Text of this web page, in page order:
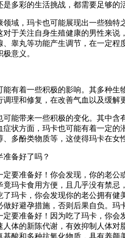
多彩的生活挑战，都需要足够
领域，玛卡也可能展现出一些独
于关注自身生殖健康的男性来
、睾丸等功能产生调节，在一定
意义。
有着一些积极的影响。其多种
理和修复，在改善气血以及缓解
能带来一些积极的变化。其中
症状方面，玛卡也可能有着一定
多酚类物质等，这使得玛卡在
备好了吗？
要准备好！你会发现，你的老
玛卡食用方便，且几乎没有禁
了玛卡，你会发现你的老公拥有
好避孕措施，否则后果自负。玛
要准备好！因为吃了玛卡，你
体的新陈代谢，有效抑制人体